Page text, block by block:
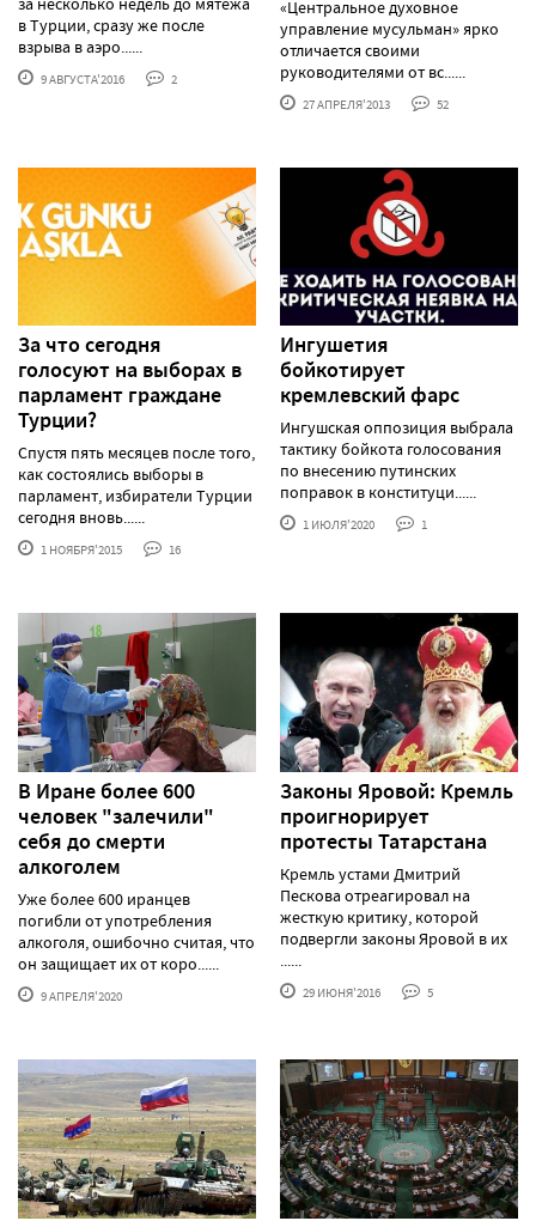
в Турции, сразу же после
взрыва в аэро......
9 АВГУСТА'2016 2
«Центральное духовное
управление мусульман» ярко
отличается своими
руководителями от вс......
27 АПРЕЛЯ'2013 52
За что сегодня
голосуют на выборах в
парламент граждане
Турции?
Спустя пять месяцев после того,
как состоялись выборы в
парламент, избиратели Турции
сегодня вновь......
1 НОЯБРЯ'2015 16
Ингушетия
бойкотирует
кремлевский фарс
Ингушская оппозиция выбрала
тактику бойкота голосования
по внесению путинских
поправок в конституци......
1 ИЮЛЯ'2020 1
В Иране более 600
человек "залечили"
себя до смерти
алкоголем
Уже более 600 иранцев
погибли от употребления
алкоголя, ошибочно считая, что
он защищает их от коро......
9 АПРЕЛЯ'2020
Законы Яровой: Кремль
проигнорирует
протесты Татарстана
Кремль устами Дмитрий
Пескова отреагировал на
жесткую критику, которой
подвергли законы Яровой в их
......
29 ИЮНЯ'2016 5